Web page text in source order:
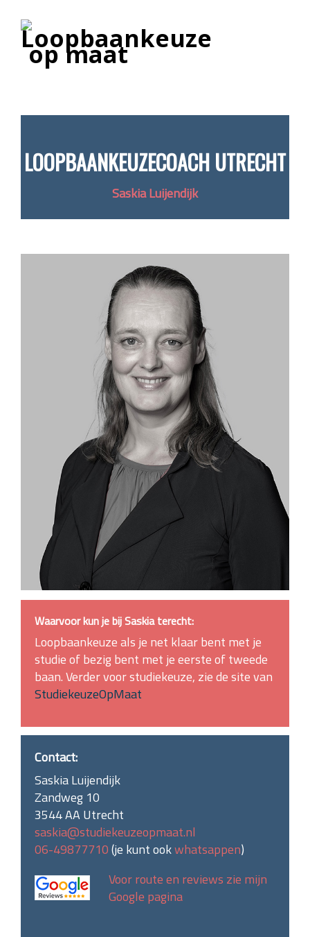
LOOPBAANKEUZECOACH UTRECHT
Saskia Luijendijk
Waarvoor kun je bij Saskia terecht:
Loopbaankeuze als je net klaar bent met je
studie of bezig bent met je eerste of tweede
baan. Verder voor studiekeuze, zie de site van
StudiekeuzeOpMaat
Contact:
Saskia Luijendijk
Zandweg 10
3544 AA Utrecht
saskia@studiekeuzeopmaat.nl
06-49877710(je kunt ookwhatsappen)
Voor route en reviews zie mijn
Google pagina